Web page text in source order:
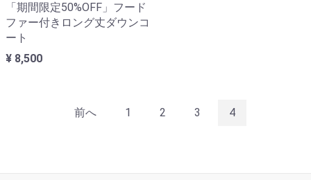
「期間限定50%OFF」フード
ファー付きロング丈ダウンコ
ート
¥ 8,500
前へ 1 2 3 4